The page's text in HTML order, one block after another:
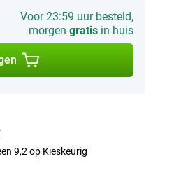
Voor 23:59 uur besteld,
morgen gratisin huis
9,2 op Kieskeurig